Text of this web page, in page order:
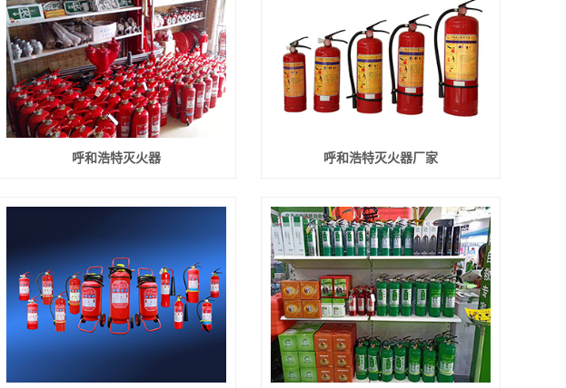
喷淋头
消防应急设备
玛钢管件类
沟槽管件类
呼和浩特灭火器 呼和浩特灭火器厂家